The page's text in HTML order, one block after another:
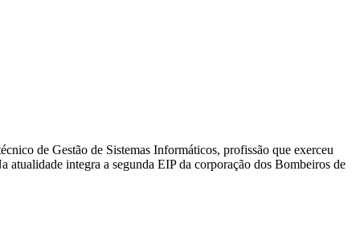
de Gestão de Sistemas Informáticos, profissão que exerceu
atualidade integra a segunda EIP da corporação dos Bombeiros de